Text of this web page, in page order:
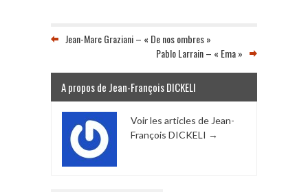
Jean-Marc Graziani – « De nos ombres »
Pablo Larrain – « Ema »
A propos de Jean-François DICKELI
Voir les articles de Jean-
François DICKELI →